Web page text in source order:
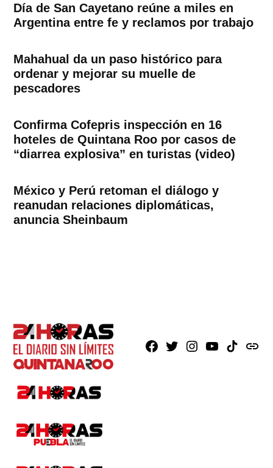
Día de San Cayetano reúne a miles en
Argentina entre fe y reclamos por trabajo
Mahahual da un paso histórico para
ordenar y mejorar su muelle de
pescadores
Confirma Cofepris inspección en 16
hoteles de Quintana Roo por casos de
“diarrea explosiva” en turistas (video)
México y Perú retoman el diálogo y
reanudan relaciones diplomáticas,
anuncia Sheinbaum
Facebook
X Instagram
YoutubeTikTokissuu